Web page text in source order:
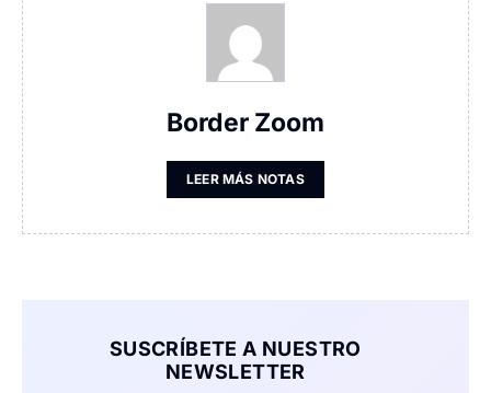
Border Zoom
LEER MÁS NOTAS
SUSCRÍBETE A NUESTRO
NEWSLETTER